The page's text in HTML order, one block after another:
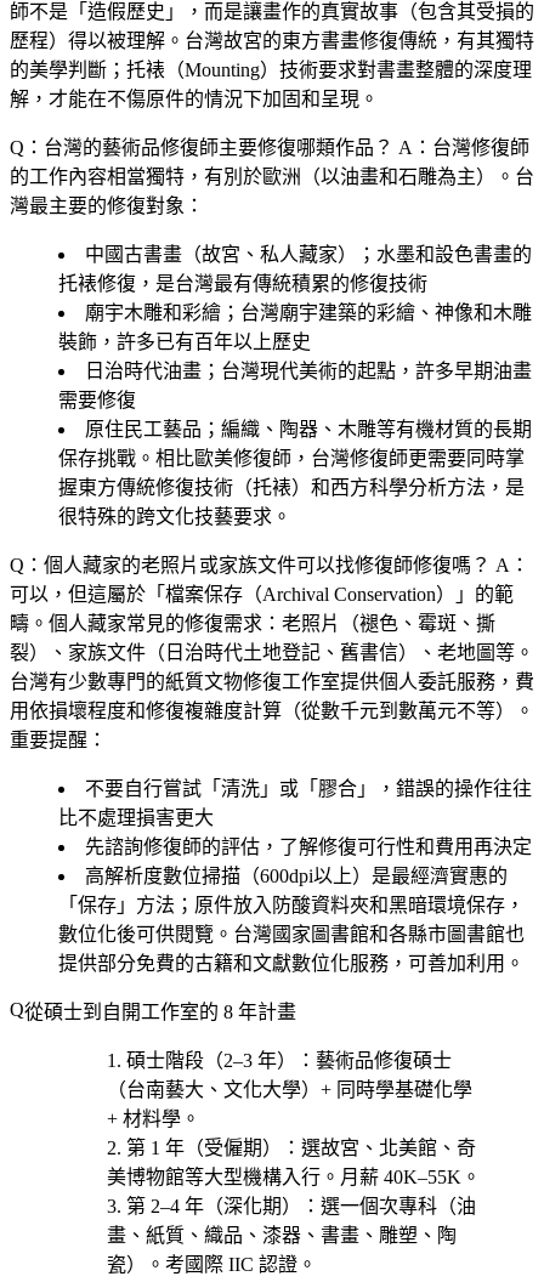
師不是「造假歷史」，而是讓畫作的真實故事（包含其受損的
歷程）得以被理解。台灣故宮的東方書畫修復傳統，有其獨特
的美學判斷；托裱（Mounting）技術要求對書畫整體的深度理
解，才能在不傷原件的情況下加固和呈現。
Q：台灣的藝術品修復師主要修復哪類作品？ A：台灣修復師
的工作內容相當獨特，有別於歐洲（以油畫和石雕為主）。台
灣最主要的修復對象：
中國古書畫（故宮、私人藏家）；水墨和設色書畫的
托裱修復，是台灣最有傳統積累的修復技術
廟宇木雕和彩繪；台灣廟宇建築的彩繪、神像和木雕
裝飾，許多已有百年以上歷史
日治時代油畫；台灣現代美術的起點，許多早期油畫
需要修復
原住民工藝品；編織、陶器、木雕等有機材質的長期
保存挑戰。相比歐美修復師，台灣修復師更需要同時掌
握東方傳統修復技術（托裱）和西方科學分析方法，是
很特殊的跨文化技藝要求。
Q：個人藏家的老照片或家族文件可以找修復師修復嗎？ A：
可以，但這屬於「檔案保存（Archival Conservation）」的範
疇。個人藏家常見的修復需求：老照片（褪色、霉斑、撕
裂）、家族文件（日治時代土地登記、舊書信）、老地圖等。
台灣有少數專門的紙質文物修復工作室提供個人委託服務，費
用依損壞程度和修復複雜度計算（從數千元到數萬元不等）。
重要提醒：
不要自行嘗試「清洗」或「膠合」，錯誤的操作往往
比不處理損害更大
先諮詢修復師的評估，了解修復可行性和費用再決定
高解析度數位掃描（600dpi以上）是最經濟實惠的
「保存」方法；原件放入防酸資料夾和黑暗環境保存，
數位化後可供閱覽。台灣國家圖書館和各縣市圖書館也
提供部分免費的古籍和文獻數位化服務，可善加利用。
從碩士到自開工作室的 8 年計畫
碩士階段（2–3 年）
：藝術品修復碩士
（台南藝大、文化大學）+ 同時學基礎化學
+ 材料學。
第 1 年（受僱期）
：選故宮、北美館、奇
美博物館等大型機構入行。月薪 40K–55K。
第 2–4 年（深化期）
：選一個次專科（油
畫、紙質、織品、漆器、書畫、雕塑、陶
瓷）。考國際 IIC 認證。